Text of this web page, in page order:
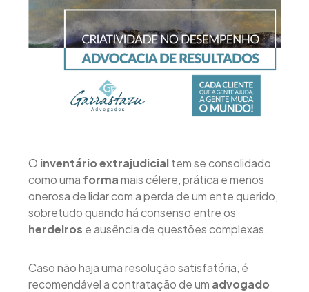
O inventário extrajudicialtem se consolidado
como uma formamais célere, prática e menos
onerosa de lidar com a perda de um ente querido,
sobretudo quando há consenso entre os
herdeiros e ausência de questões complexas.
Caso não haja uma resolução satisfatória, é
recomendável a contratação de um advogado